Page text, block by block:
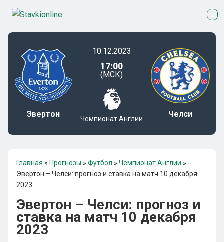
Эвертон
10.12.2023
17:00
(МСК)
Чемпионат Англии Челси
Главная » Прогнозы » Футбол » Чемпионат Англии »
Эвертон – Челси: прогноз и ставка на матч 10 декабря
2023
Эвертон – Челси: прогноз и
ставка на матч 10 декабря
2023